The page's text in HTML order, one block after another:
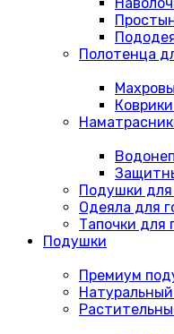
Полотенца
Подушки для
Одеяла для
Тапочки для
Подушки
Премиум